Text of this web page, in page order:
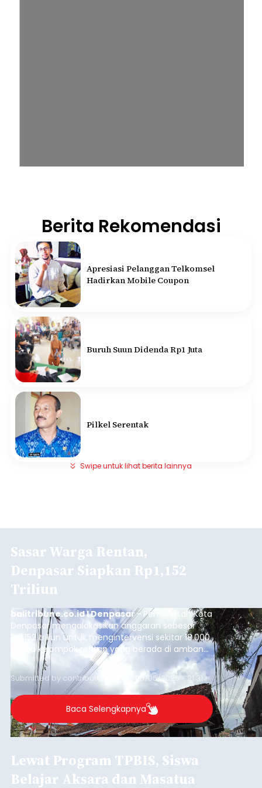
Berita Rekomendasi
Apresiasi Pelanggan Telkomsel
Hadirkan Mobile Coupon
Buruh Suun Didenda Rp1 Juta
Pilkel Serentak
Swipe untuk lihat berita lainnya
Sasar Warga Rentan,
Denpasar Siapkan Rp1,152
Triliun
balitribune.co.id I Denpasar - Pemerintah Kota
Denpasar mengalokasikan anggaran sebesar
Rp1,152 triliun untuk mengintervensi sekitar 18.000
warga kelompok rentan yang berada di ambang
garis kemiskinan. Langkah strategis ini diambil
guna menjaga masyarakat yang berada pada
kelompok desil 5 dan 6 tersebut agar tidak
merosot ke kategori miskin.
Submitted by contributor Thu, 08/06/2026 - 21:31
Baca Selengkapnya
Lewat Program TPBIS, Siswa
Belajar Aksara dan Masatua